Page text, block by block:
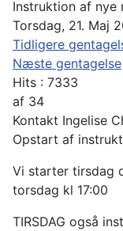
Instruktion af nye
Torsdag, 21. Maj
Tidligere
Næste gentagelse
Hits : 7333
af 34
Kontakt Ingelise
Opstart af
Vi starter tirsdag
torsdag kl 17:00
TIRSDAG også